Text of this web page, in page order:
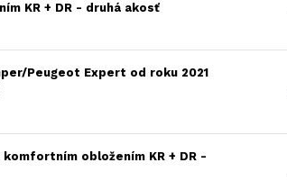
KR + DR - druhá akosť
Peugeot Expert od roku 2021
obložením KR + DR -